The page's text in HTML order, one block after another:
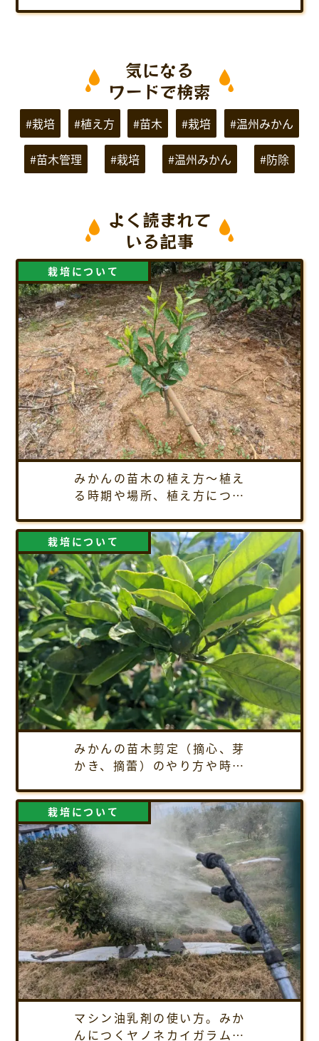
気になる
ワードで検索
#栽培 #植え方 #苗木 #栽培 #温州みかん
#苗木管理 #栽培 #温州みかん #防除
よく読まれて
いる記事
みかんの苗木の植え方～植え
る時期や場所、植え方につい
栽培について
みかんの苗木剪定（摘心、芽
かき、摘蕾）のやり方や時期
栽培について
マシン油乳剤の使い方。みか
んにつくヤノネカイガラムシ
栽培について